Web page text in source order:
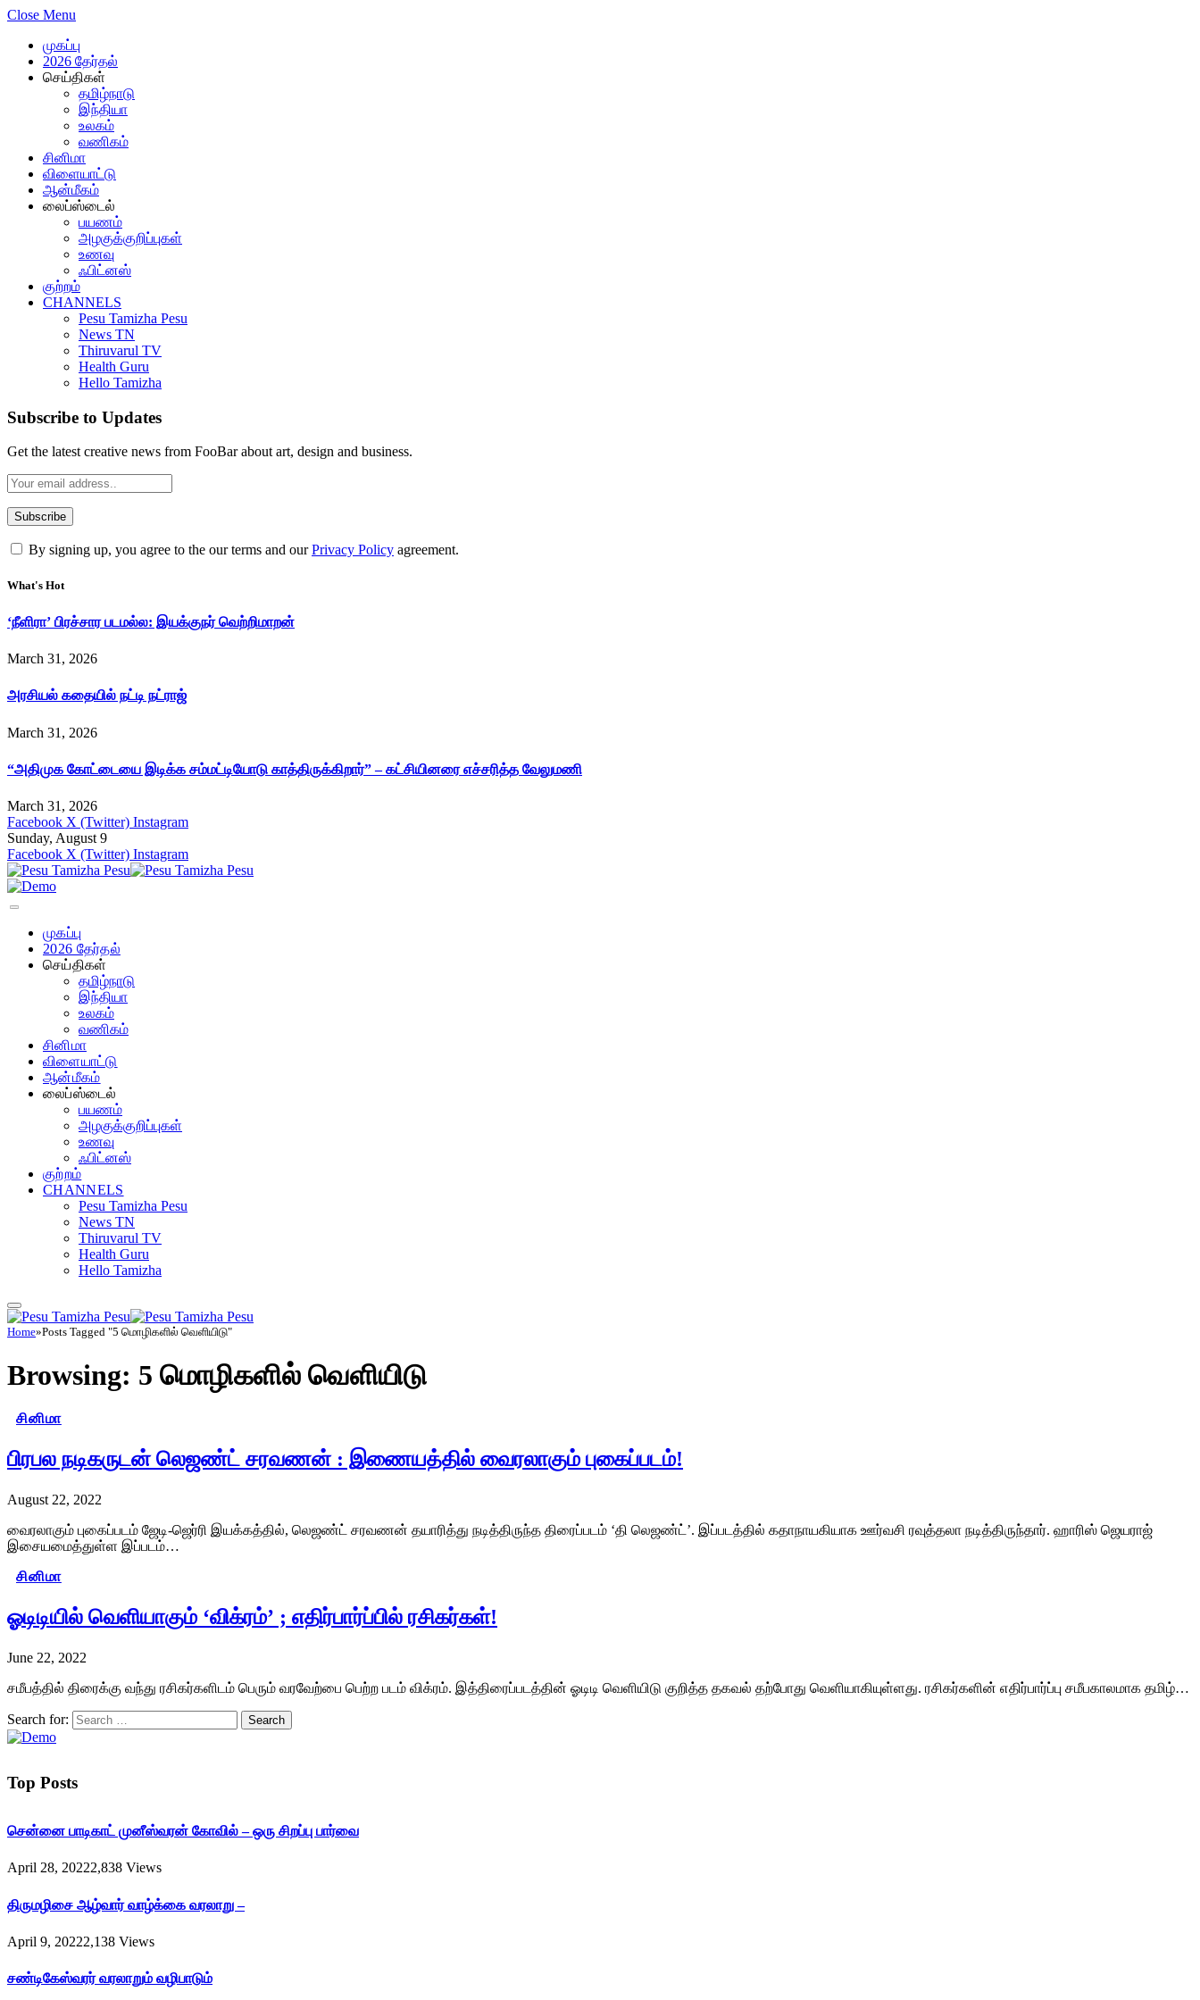
Close Menu
முகப்பு
2026 தேர்தல்
செய்திகள்
தமிழ்நாடு
இந்தியா
உலகம்
வணிகம்
சினிமா
விளையாட்டு
ஆன்மீகம்
லைப்ஸ்டைல்
பயணம்
அழகுக்குறிப்புகள்
உணவு
ஃபிட்னஸ்
குற்றம்
CHANNELS
Pesu Tamizha Pesu
News TN
Thiruvarul TV
Health Guru
Hello Tamizha
Subscribe to Updates
Get the latest creative news from FooBar about art, design and business.
By signing up, you agree to the our terms and ourPrivacy Policy agreement.
What's Hot
‘நீளிரா’ பிரச்சார படமல்ல: இயக்குநர் வெற்றிமாறன்
March 31, 2026
அரசியல் கதையில் நட்டி நட்ராஜ்
March 31, 2026
“அதிமுக கோட்டையை இடிக்க சம்மட்டியோடு காத்திருக்கிறார்” – கட்சியினரை எச்சரித்த வேலுமணி
March 31, 2026
Facebook X (Twitter) Instagram
Sunday, August 9
Facebook X (Twitter) Instagram
முகப்பு
2026 தேர்தல்
செய்திகள்
தமிழ்நாடு
இந்தியா
உலகம்
வணிகம்
சினிமா
விளையாட்டு
ஆன்மீகம்
லைப்ஸ்டைல்
பயணம்
அழகுக்குறிப்புகள்
உணவு
ஃபிட்னஸ்
குற்றம்
CHANNELS
Pesu Tamizha Pesu
News TN
Thiruvarul TV
Health Guru
Hello Tamizha
Home»Posts Tagged "5 மொழிகளில் வெளியிடு"
Browsing: 5 மொழிகளில் வெளியிடு
சினிமா
பிரபல நடிகருடன் லெஜண்ட் சரவணன் : இணையத்தில் வைரலாகும் புகைப்படம்!
August 22, 2022
வைரலாகும் புகைப்படம் ஜேடி-ஜெர்ரி இயக்கத்தில், லெஜண்ட் சரவணன் தயாரித்து நடித்திருந்த திரைப்படம் ‘தி லெஜண்ட்’. இப்படத்தில் கதாநாயகியாக ஊர்வசி ரவுத்தலா நடித்திருந்தார். ஹாரிஸ் ஜெயராஜ்
இசையமைத்துள்ள இப்படம்…
சினிமா
ஓடிடியில் வெளியாகும் ‘விக்ரம்’ ; எதிர்பார்ப்பில் ரசிகர்கள்!
June 22, 2022
சமீபத்தில் திரைக்கு வந்து ரசிகர்களிடம் பெரும் வரவேற்பை பெற்ற படம் விக்ரம். இத்திரைப்படத்தின் ஓடிடி வெளியிடு குறித்த தகவல் தற்போது வெளியாகியுள்ளது. ரசிகர்களின் எதிர்பார்ப்பு சமீபகாலமாக தமிழ்…
Search for:
Top Posts
சென்னை பாடிகாட் முனீஸ்வரன் கோவில் – ஒரு சிறப்பு பார்வை
April 28, 20222,838 Views
திருமழிசை ஆழ்வார் வாழ்க்கை வரலாறு –
April 9, 20222,138 Views
சண்டிகேஸ்வரர் வரலாறும் வழிபாடும்